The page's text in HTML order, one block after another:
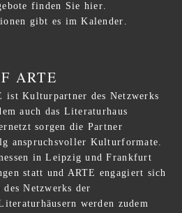
finden Sie hier.
gibt es imKalender .
ARTE
ist Kulturpartner des Netzwerks
auch das Literaturhaus
sorgen die Partner
anspruchsvoller Kulturformate.
in Leipzig und Frankfurt
statt und ARTE engagiert sich
desNetzwerks der
werden zudem